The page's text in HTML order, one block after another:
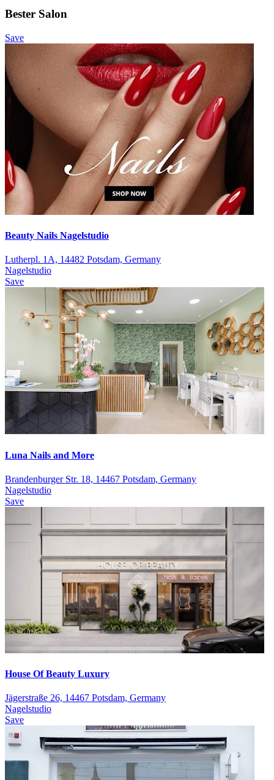
Bester Salon
Save
Beauty Nails Nagelstudio
Lutherpl. 1A, 14482 Potsdam, Germany
Nagelstudio
Save
Luna Nails and More
Brandenburger Str. 18, 14467 Potsdam, Germany
Nagelstudio
Save
House Of Beauty Luxury
Jägerstraße 26, 14467 Potsdam, Germany
Nagelstudio
Save